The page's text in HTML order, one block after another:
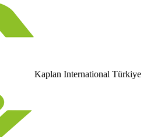
Kaplan International Türkiye